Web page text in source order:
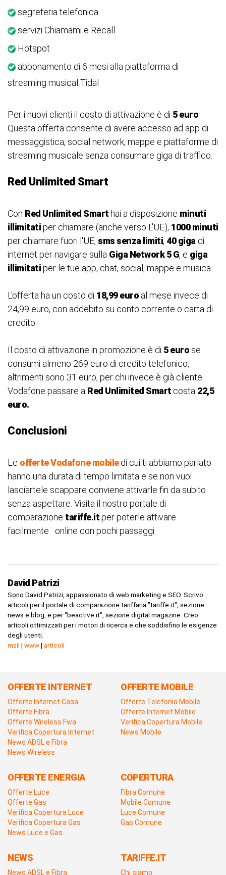
segreteria telefonica
servizi Chiamami e Recall
Hotspot
abbonamento di 6 mesi alla piattaforma di
streaming musical Tidal
Per i nuovi clienti il costo di attivazione è di 5 euro.
Questa offerta consente di avere accesso ad app di
messaggistica, social network, mappe e piattaforme di
streaming musicale senza consumare giga di traffico.
Red Unlimited Smart
Con Red Unlimited Smart hai a disposizione minuti
illimitatiper chiamare (anche verso L'UE), 1000 minuti
per chiamare fuori l'UE, sms senza limiti, 40 gigadi
internet per navigare sulla Giga Network 5 G, e giga
illimitatiper le tue app, chat, social, mappe e musica.
L'offerta ha un costo di 18,99 euro al mese invece di
24,99 euro, con addebito su conto corrente o carta di
credito.
Il costo di attivazione in promozione è di 5 euro se
consumi almeno 269 euro di credito telefonico,
altrimenti sono 31 euro, per chi invece è già cliente
Vodafone passare a Red Unlimited Smart costa 22,5
euro.
Conclusioni
Le offerte Vodafone mobiledi cui ti abbiamo parlato
hanno una durata di tempo limitata e se non vuoi
lasciartele scappare conviene attivarle fin da subito
senza aspettare. Visita il nostro portale di
comparazione tariffe.itper poterle attivare
facilmente online con pochi passaggi.
David Patrizi
Sono David Patrizi, appassionato di web marketing e SEO. Scrivo
articoli per il portale di comparazione tariffaria "tariffe.it", sezione
news e blog, e per "beactive.it", sezione digital magazine. Creo
articoli ottimizzati per i motori di ricerca e che soddisfino le esigenze
degli utenti.
mail | www| articoli
OFFERTE INTERNET
Offerte Internet Casa
Offerte Fibra
Offerte Wireless Fwa
Verifica Copertura Internet
News ADSL e Fibra
News Wireless
OFFERTE MOBILE
Offerte Telefonia Mobile
Offerte Internet Mobile
Verifica Copertura Mobile
News Mobile
OFFERTE ENERGIA
Offerte Luce
Offerte Gas
Verifica Copertura Luce
Verifica Copertura Gas
News Luce e Gas
COPERTURA
Fibra Comune
Mobile Comune
Luce Comune
Gas Comune
NEWS
News ADSL e Fibra
TARIFFE.IT
Chi siamo